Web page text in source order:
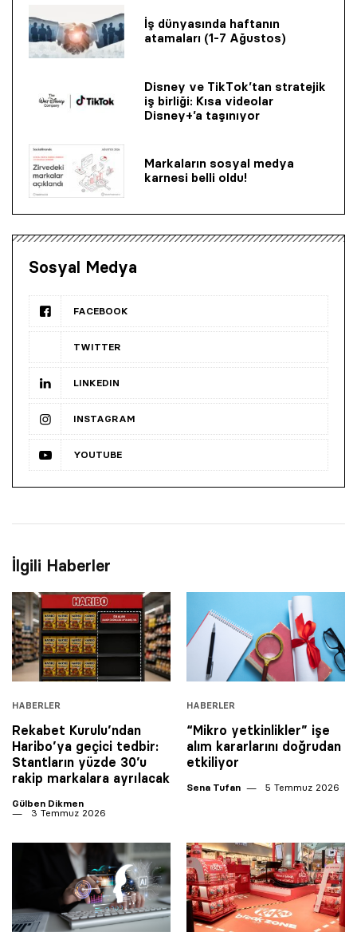
İş dünyasında haftanın
atamaları (1-7 Ağustos)
Disney ve TikTok’tan stratejik
iş birliği: Kısa videolar
Disney+’a taşınıyor
Markaların sosyal medya
karnesi belli oldu!
Sosyal Medya
FACEBOOK
TWITTER
LINKEDIN
INSTAGRAM
YOUTUBE
İlgili Haberler
HABERLER
Rekabet Kurulu’ndan
Haribo’ya geçici tedbir:
Stantların yüzde 30’u
rakip markalara ayrılacak
Gülben Dikmen
3 Temmuz 2026
HABERLER
“Mikro yetkinlikler” işe
alım kararlarını doğrudan
etkiliyor
Sena Tufan 5 Temmuz 2026